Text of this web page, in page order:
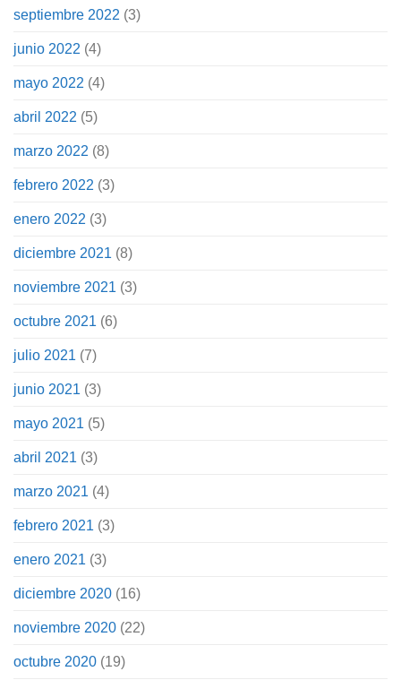
septiembre 2022 (3)
junio 2022 (4)
mayo 2022 (4)
abril 2022 (5)
marzo 2022 (8)
febrero 2022 (3)
enero 2022 (3)
diciembre 2021 (8)
noviembre 2021 (3)
octubre 2021 (6)
julio 2021 (7)
junio 2021 (3)
mayo 2021 (5)
abril 2021 (3)
marzo 2021 (4)
febrero 2021 (3)
enero 2021 (3)
diciembre 2020 (16)
noviembre 2020 (22)
octubre 2020 (19)